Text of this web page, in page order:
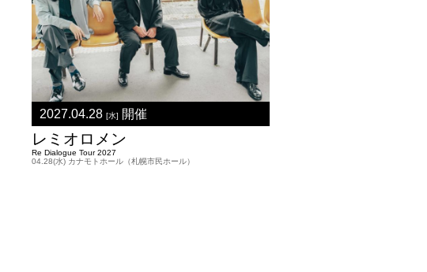
2027.04.28 [水] 開催
レミオロメン
Re Dialogue Tour 2027
04.28(水) カナモトホール（札幌市民ホール）